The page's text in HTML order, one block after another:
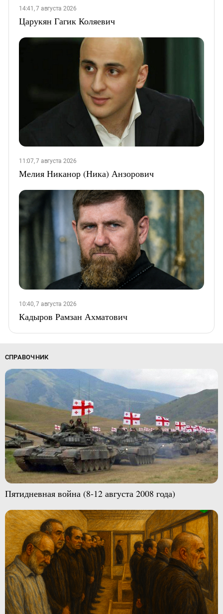
14:41, 7 августа 2026
Царукян Гагик Коляевич
11:07, 7 августа 2026
Мелия Никанор (Ника) Анзорович
10:40, 7 августа 2026
Кадыров Рамзан Ахматович
СПРАВОЧНИК
Пятидневная война (8-12 августа 2008 года)